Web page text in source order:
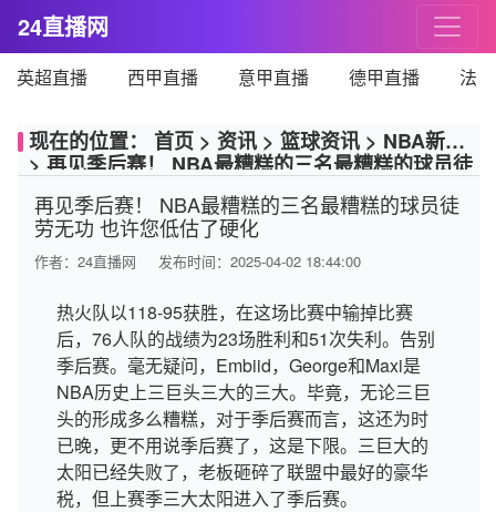
24直播网
英超直播 西甲直播 意甲直播 德甲直播 法
现在的位置： 首页 > 资讯 > 篮球资讯 > NBA新闻
> 再见季后赛！ NBA最糟糕的三名最糟糕的球员徒
再见季后赛！ NBA最糟糕的三名最糟糕的球员徒
劳无功 也许您低估了硬化
作者： 24直播网 发布时间：2025-04-02 18:44:00
热火队以118-95获胜，在这场比赛中输掉比赛
后，76人队的战绩为23场胜利和51次失利。告别
季后赛。毫无疑问，Embiid，George和Maxi是
NBA历史上三巨头三大的三大。毕竟，无论三巨
头的形成多么糟糕，对于季后赛而言，这还为时
已晚，更不用说季后赛了，这是下限。三巨大的
太阳已经失败了，老板砸碎了联盟中最好的豪华
税，但上赛季三大太阳进入了季后赛。